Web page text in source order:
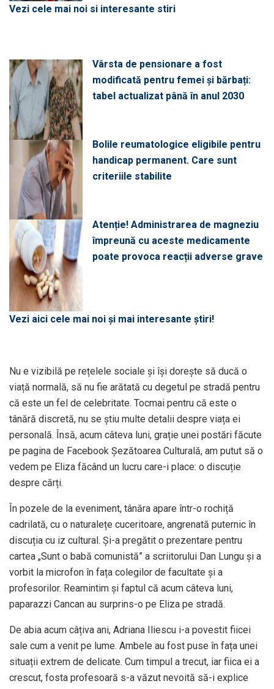
Vezi cele mai noi si interesante stiri
Vârsta de pensionare a fost
modificată pentru femei și bărbați:
tabel actualizat până în anul 2030
Bolile reumatologice eligibile pentru
handicap permanent. Care sunt
criteriile stabilite
Atenție! Administrarea de magneziu
împreună cu aceste medicamente
poate provoca reacții adverse grave
Vezi aici cele mai noi și mai interesante știri!
Nu e vizibilă pe rețelele sociale și își dorește să ducă o
viață normală, să nu fie arătată cu degetul pe stradă pentru
că este un fel de celebritate. Tocmai pentru că este o
tânără discretă, nu se știu multe detalii despre viața ei
personală. Însă, acum câteva luni, grație unei postări făcute
pe pagina de Facebook Șezătoarea Culturală, am putut să o
vedem pe Eliza făcând un lucru care-i place: o discuție
despre cărți.
În pozele de la eveniment, tânăra apare într-o rochiță
cadrilată, cu o naturalețe cuceritoare, angrenată puternic în
discuția cu iz cultural. Și-a pregătit o prezentare pentru
cartea „Sunt o babă comunistă” a scriitorului Dan Lungu și a
vorbit la microfon în fața colegilor de facultate și a
profesorilor. Reamintim și faptul că acum câteva luni,
paparazzi Cancan au surprins-o pe Eliza pe stradă.
De abia acum câțiva ani, Adriana Iliescu i-a povestit fiicei
sale cum a venit pe lume. Ambele au fost puse în fața unei
situații extrem de delicate. Cum timpul a trecut, iar fiica ei a
crescut, fosta profesoară s-a văzut nevoită să-i explice